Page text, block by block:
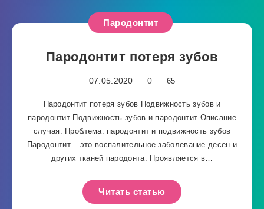
Пародонтит
Пародонтит потеря зубов
07.05.2020 0 65
Пародонтит потеря зубов Подвижность зубов и
пародонтит Подвижность зубов и пародонтит Описание
случая: Проблема: пародонтит и подвижность зубов
Пародонтит – это воспалительное заболевание десен и
других тканей пародонта. Проявляется в…
Читать статью